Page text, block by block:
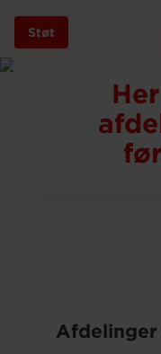
Gå
Støt
Vores indsatser
Foto: Peter Sørensen